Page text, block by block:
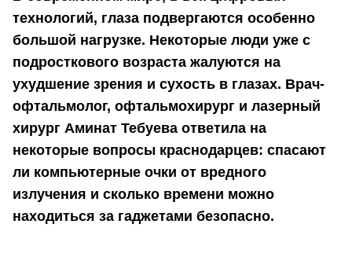
технологий, глаза подвергаются особенно
большой нагрузке. Некоторые люди уже с
подросткового возраста жалуются на
ухудшение зрения и сухость в глазах. Врач-
офтальмолог, офтальмохирург и лазерный
хирург Аминат Тебуева ответила на
некоторые вопросы краснодарцев: спасают
ли компьютерные очки от вредного
излучения и сколько времени можно
находиться за гаджетами безопасно.